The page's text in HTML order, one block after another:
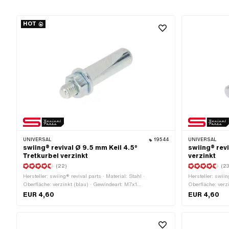
HOT
UNIVERSAL 19544
swiing® revival Ø 9.5 mm Keil 4.5°
Tretkurbel verzinkt
(22)
Hersteller: swiing® revival parts · Material: Stahl ·
Oberfläche: verzinkt (blau) · Gewindeart: M7x1
(Standardgewinde) · Farbe: silber · Ø aussen: 9.5 mm ·
EUR 4,60
UNIVERSAL
swiing®
verzinkt
Hersteller:
Oberfläche:
EUR 4,60